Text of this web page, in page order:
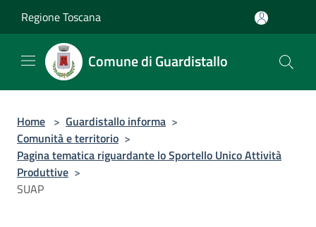
Regione Toscana
Comune di Guardistallo
Home > Guardistallo informa >
Comunità e territorio >
Pagina tematica riguardante lo Sportello Unico Attività
Produttive >
SUAP